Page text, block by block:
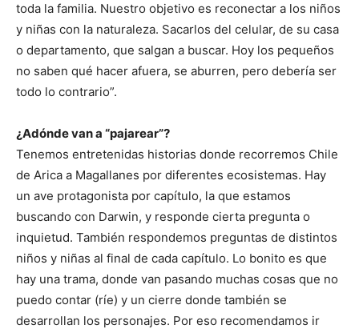
toda la familia. Nuestro objetivo es reconectar a los niños
y niñas con la naturaleza. Sacarlos del celular, de su casa
o departamento, que salgan a buscar. Hoy los pequeños
no saben qué hacer afuera, se aburren, pero debería ser
todo lo contrario”.
¿Adónde van a “pajarear”?
Tenemos entretenidas historias donde recorremos Chile
de Arica a Magallanes por diferentes ecosistemas. Hay
un ave protagonista por capítulo, la que estamos
buscando con Darwin, y responde cierta pregunta o
inquietud. También respondemos preguntas de distintos
niños y niñas al final de cada capítulo. Lo bonito es que
hay una trama, donde van pasando muchas cosas que no
puedo contar (ríe) y un cierre donde también se
desarrollan los personajes. Por eso recomendamos ir